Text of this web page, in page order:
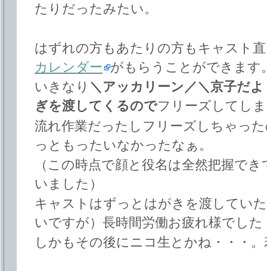
たりだったみたい。
はずれの方もあたりの方もキャスト
カレンダー
がもらうことができます
いきなり ＼アッカリーン／＼京子だ
ぎを渡してくるのでフリーズしてし
流れ作業だったしフリーズしちゃっ
っともったいなかったなぁ。
（この時点で顔と役名は全然把握で
いました）
キャストはずっとはがきを渡してい
いですが）長時間労働お疲れ様でした
しかもその後にニコ生とかね・・・